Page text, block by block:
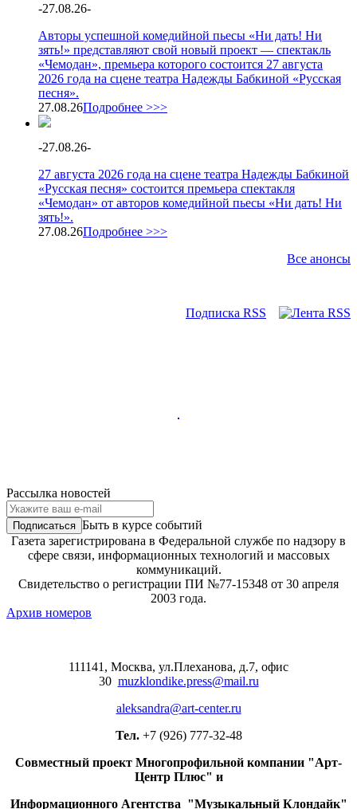
-27.08.26-
Авторы успешной комедийной пьесы «Ни дать! Ни
зять!» представляют свой новый проект — спектакль
«Чемодан», премьера которого состоится 27 августа
2026 года на сцене театра Надежды Бабкиной «Русская
песня».
27.08.26Подробнее >>>
-27.08.26-
27 августа 2026 года на сцене театра Надежды Бабкиной
«Русская песня» состоится премьера спектакля
«Чемодан» от авторов комедийной пьесы «Ни дать! Ни
зять!».
27.08.26Подробнее >>>
Все анонсы
Подписка RSS
Рассылка новостей
Быть в курсе событий
Газета зарегистрирована в Федеральной службе по надзору в
сфере связи, информационных технологий и массовых
коммуникаций.
Свидетельство о регистрации ПИ №77-15348 от 30 апреля
2003 года.
Архив номеров
111141, Москва, ул.Плеханова, д.7, офис
30 muzklondike.press@mail.ru
aleksandra@art-center.ru
Тел. +7 (926) 777-32-48
Совместный проект Многопрофильной компании "Арт-
Центр Плюс" и
Информационного Агентства "Музыкальный Клондайк"